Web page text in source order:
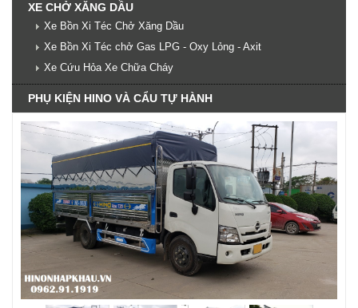
XE CHỞ XĂNG DẦU
Xe Bồn Xi Téc Chở Xăng Dầu
Xe Bồn Xi Téc chở Gas LPG - Oxy Lỏng - Axit
Xe Cứu Hỏa Xe Chữa Cháy
PHỤ KIỆN HINO VÀ CẨU TỰ HÀNH